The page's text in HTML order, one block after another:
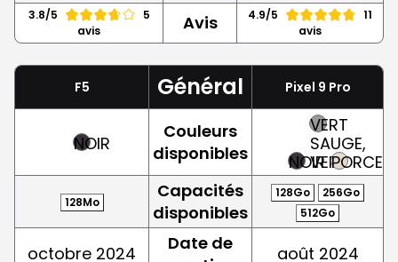
3.8/5
5
avis
Avis 4.9/5
11
avis
F5 Général Pixel 9 Pro
NOIR
Couleurs
disponibles
NOIR
VERT
SAUGE,
VERT
128Mo
Capacités
disponibles
128Go
256Go
512Go
octobre 2024
Date de
août 2024